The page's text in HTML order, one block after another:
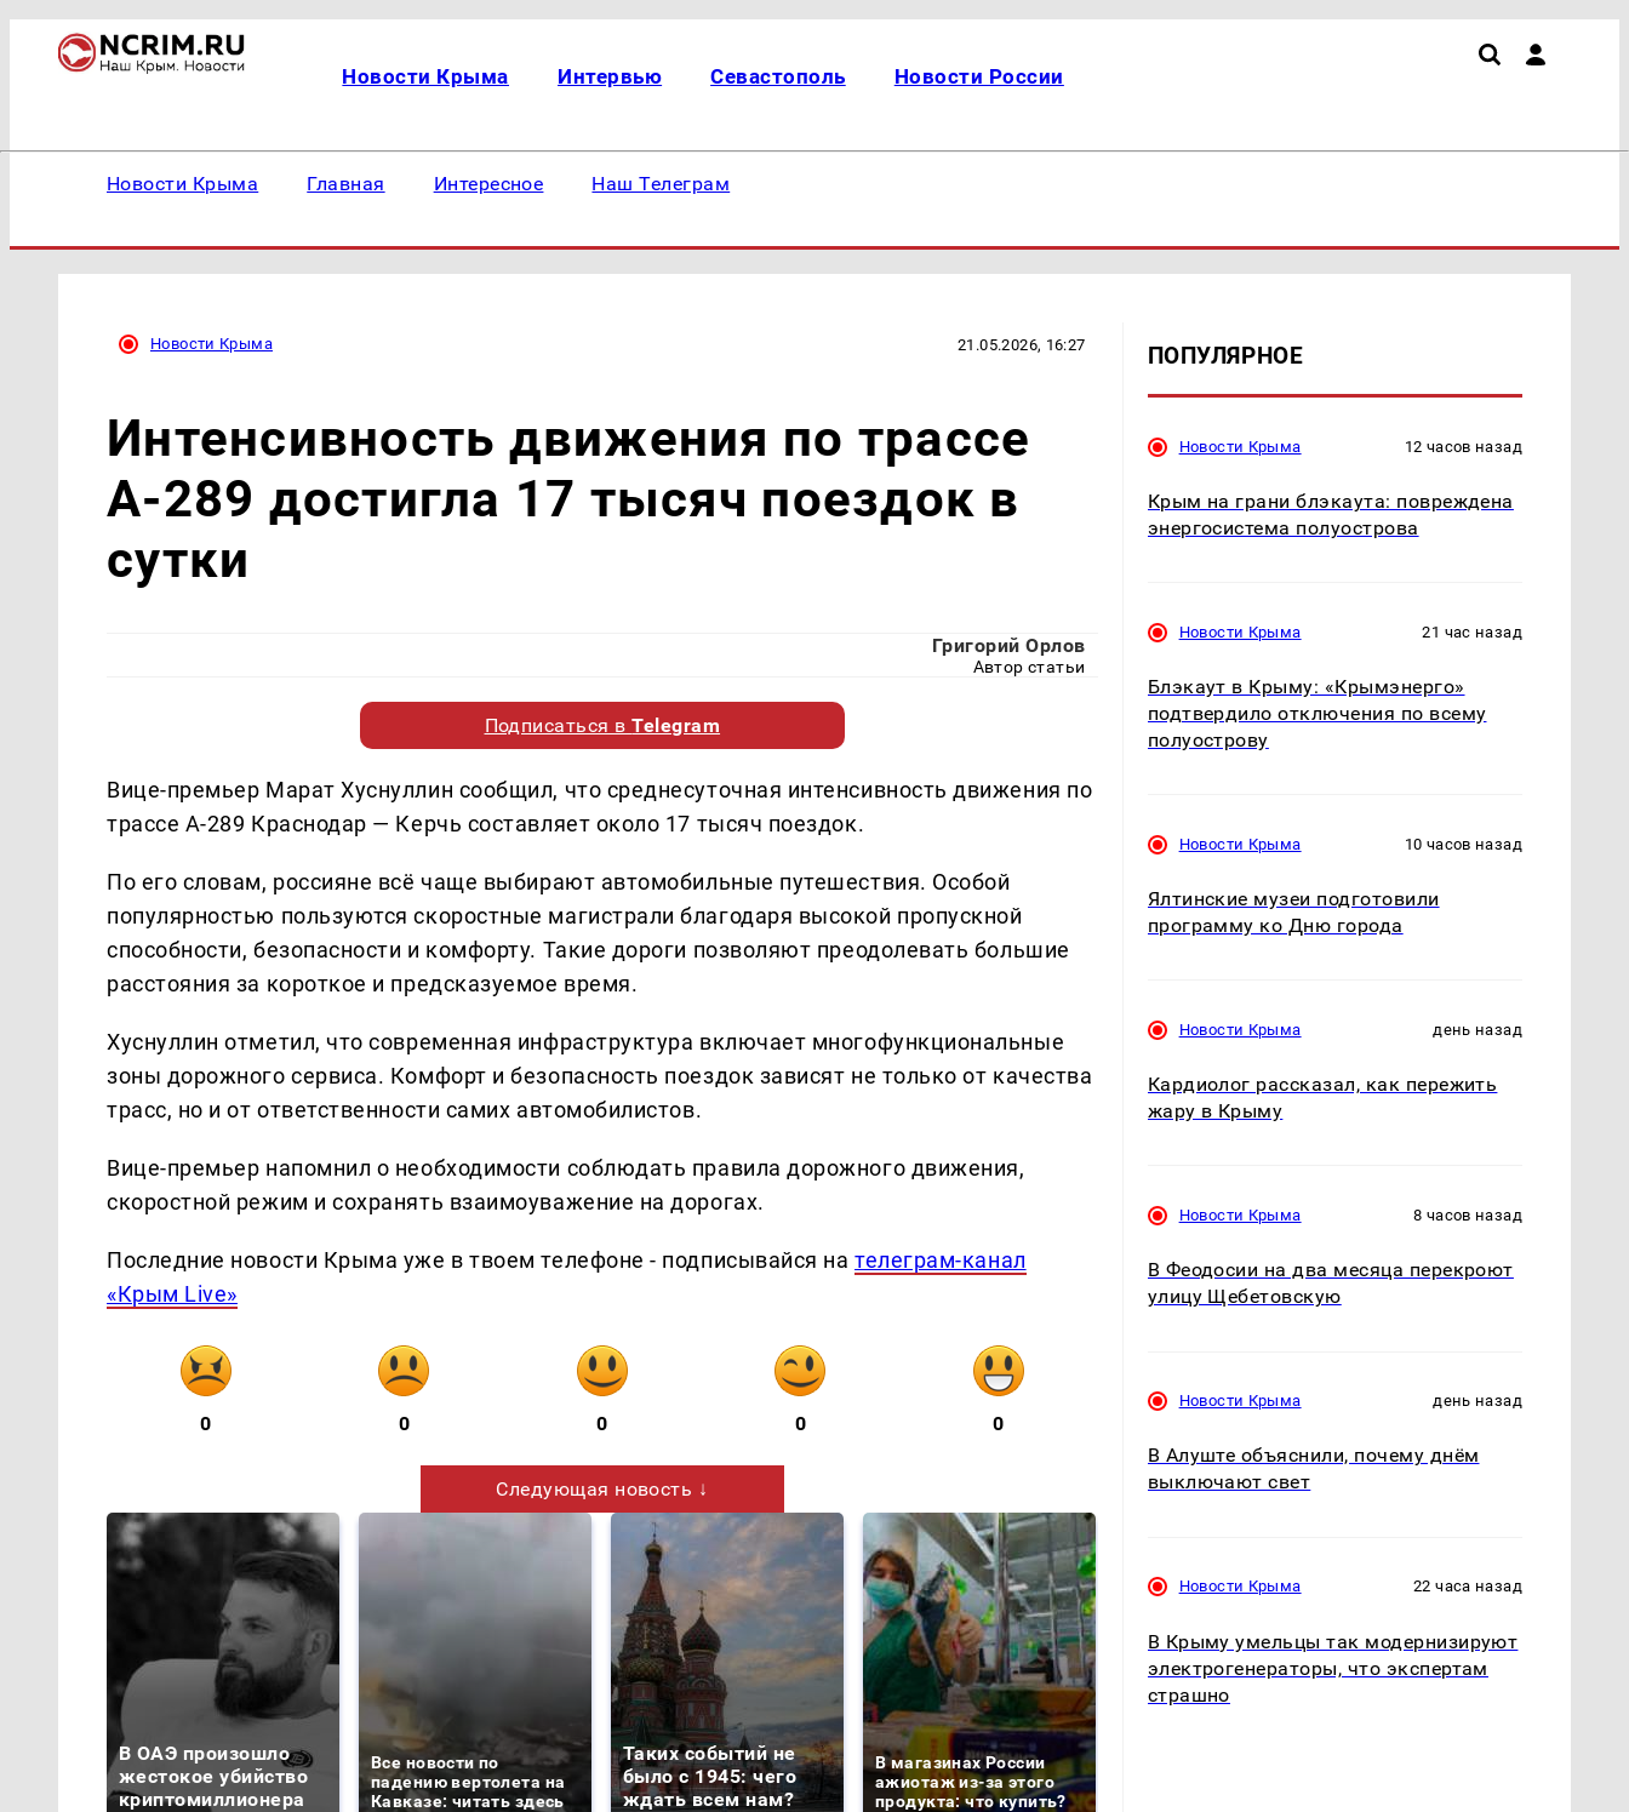
Новости Крыма Интервью Севастополь Новости России
Новости Крыма Главная Интересное Наш Телеграм
Новости Крыма 21.05.2026, 16:27
Интенсивность движения по трассе
А-289 достигла 17 тысяч поездок в
сутки
Григорий Орлов
Автор статьи
Подписаться вTelegram
Вице-премьер Марат Хуснуллин сообщил, что среднесуточная интенсивность движения по
трассе А-289 Краснодар — Керчь составляет около 17 тысяч поездок.
По его словам, россияне всё чаще выбирают автомобильные путешествия. Особой
популярностью пользуются скоростные магистрали благодаря высокой пропускной
способности, безопасности и комфорту. Такие дороги позволяют преодолевать большие
расстояния за короткое и предсказуемое время.
Хуснуллин отметил, что современная инфраструктура включает многофункциональные
зоны дорожного сервиса. Комфорт и безопасность поездок зависят не только от качества
трасс, но и от ответственности самих автомобилистов.
Вице-премьер напомнил о необходимости соблюдать правила дорожного движения,
скоростной режим и сохранять взаимоуважение на дорогах.
Последние новости Крыма уже в твоем телефоне - подписывайся нателеграм-канал
«Крым Live»
0 0 0 0 0
Следующая новость ↓
В ОАЭ произошло
жестокое убийство
криптомиллионера
Все новости по
падению вертолета на
Кавказе: читать здесь
Таких событий не
было с 1945: чего
ждать всем нам?
В магазинах России
ажиотаж из-за этого
продукта: что купить?
ПОПУЛЯРНОЕ
Новости Крыма 12 часов назад
Крым на грани блэкаута: повреждена
энергосистема полуострова
Новости Крыма 21 час назад
Блэкаут в Крыму: «Крымэнерго»
подтвердило отключения по всему
полуострову
Новости Крыма 10 часов назад
Ялтинские музеи подготовили
программу ко Дню города
Новости Крыма день назад
Кардиолог рассказал, как пережить
жару в Крыму
Новости Крыма 8 часов назад
В Феодосии на два месяца перекроют
улицу Щебетовскую
Новости Крыма день назад
В Алуште объяснили, почему днём
выключают свет
Новости Крыма 22 часа назад
В Крыму умельцы так модернизируют
электрогенераторы, что экспертам
страшно